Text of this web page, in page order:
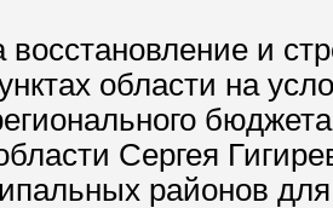
восстановление и
области на
Сергея
районов